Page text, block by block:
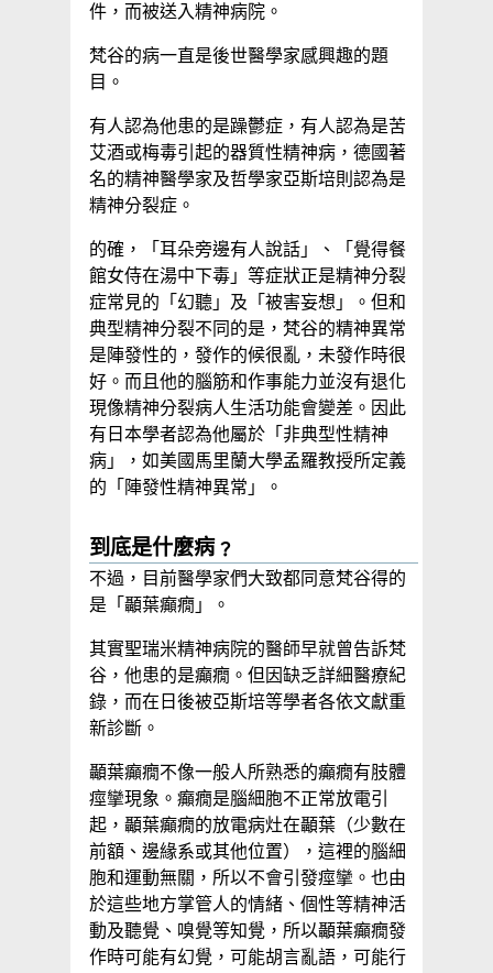
件，而被送入精神病院。
梵谷的病一直是後世醫學家感興趣的題
目。
有人認為他患的是躁鬱症，有人認為是苦
艾酒或梅毒引起的器質性精神病，德國著
名的精神醫學家及哲學家亞斯培則認為是
精神分裂症。
的確，「耳朵旁邊有人說話」、「覺得餐
館女侍在湯中下毒」等症狀正是精神分裂
症常見的「幻聽」及「被害妄想」。但和
典型精神分裂不同的是，梵谷的精神異常
是陣發性的，發作的候很亂，未發作時很
好。而且他的腦筋和作事能力並沒有退化
現像精神分裂病人生活功能會變差。因此
有日本學者認為他屬於「非典型性精神
病」，如美國馬里蘭大學孟羅教授所定義
的「陣發性精神異常」。
到底是什麼病﹖
不過，目前醫學家們大致都同意梵谷得的
是「顳葉癲癇」。
其實聖瑞米精神病院的醫師早就曾告訴梵
谷，他患的是癲癇。但因缺乏詳細醫療紀
錄，而在日後被亞斯培等學者各依文獻重
新診斷。
顳葉癲癇不像一般人所熟悉的癲癇有肢體
痙攣現象。癲癇是腦細胞不正常放電引
起，顳葉癲癇的放電病灶在顳葉（少數在
前額、邊緣系或其他位置），這裡的腦細
胞和運動無關，所以不會引發痙攣。也由
於這些地方掌管人的情緒、個性等精神活
動及聽覺、嗅覺等知覺，所以顳葉癲癇發
作時可能有幻覺，可能胡言亂語，可能行